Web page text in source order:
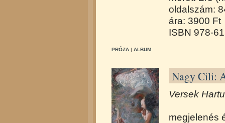
oldalszám:
ára: 3900 Ft
ISBN 978-
PRÓZA | ALBUM
Nagy Cili:
Versek
megjelenés